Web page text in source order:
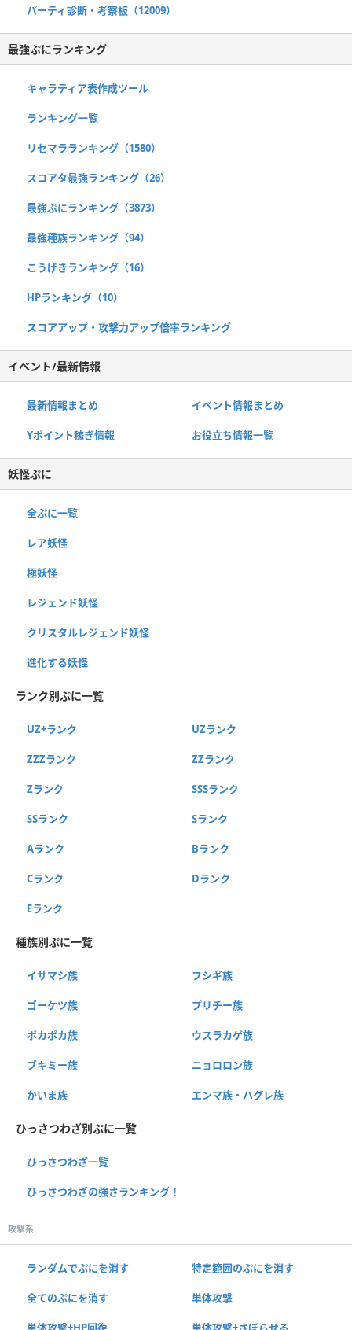
パーティ診断・考察板（12009）
最強ぷにランキング
キャラティア表作成ツール
ランキング一覧
リセマラランキング（1580）
スコアタ最強ランキング（26）
最強ぷにランキング（3873）
最強種族ランキング（94）
こうげきランキング（16）
HPランキング（10）
スコアアップ・攻撃力アップ倍率ランキング
イベント/最新情報
最新情報まとめ イベント情報まとめ
Yポイント稼ぎ情報 お役立ち情報一覧
妖怪ぷに
全ぷに一覧
レア妖怪
極妖怪
レジェンド妖怪
クリスタルレジェンド妖怪
進化する妖怪
ランク別ぷに一覧
UZ+ランク UZランク
ZZZランク ZZランク
Zランク SSSランク
SSランク Sランク
Aランク Bランク
Cランク Dランク
Eランク
種族別ぷに一覧
イサマシ族 フシギ族
ゴーケツ族 プリチー族
ポカポカ族 ウスラカゲ族
ブキミー族 ニョロロン族
かいま族 エンマ族・ハグレ族
ひっさつわざ別ぷに一覧
ひっさつわざ一覧
ひっさつわざの強さランキング！
攻撃系
ランダムでぷにを消す 特定範囲のぷにを消す
全てのぷにを消す 単体攻撃